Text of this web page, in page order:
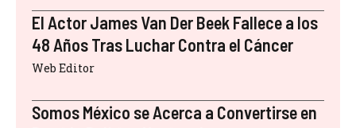
El Actor James Van Der Beek Fallece a los
48 Años Tras Luchar Contra el Cáncer
Web Editor
Somos México se Acerca a Convertirse en